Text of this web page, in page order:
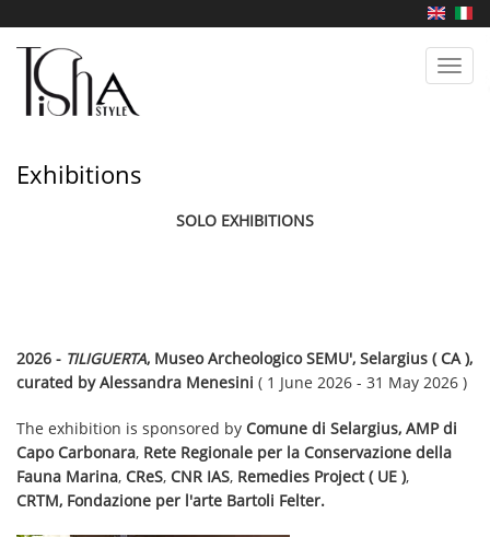
main
content
Exhibitions
SOLO EXHIBITIONS
2026 - TILIGUERTA, Museo Archeologico SEMU', Selargius ( CA ),
curated by Alessandra Menesini ( 1 June 2026 - 31 May 2026 )
The exhibition is sponsored by Comune di Selargius, AMP di
Capo Carbonara, Rete Regionale per la Conservazione della
Fauna Marina, CReS, CNR IAS, Remedies Project ( UE ),
CRTM, Fondazione per l'arte Bartoli Felter.